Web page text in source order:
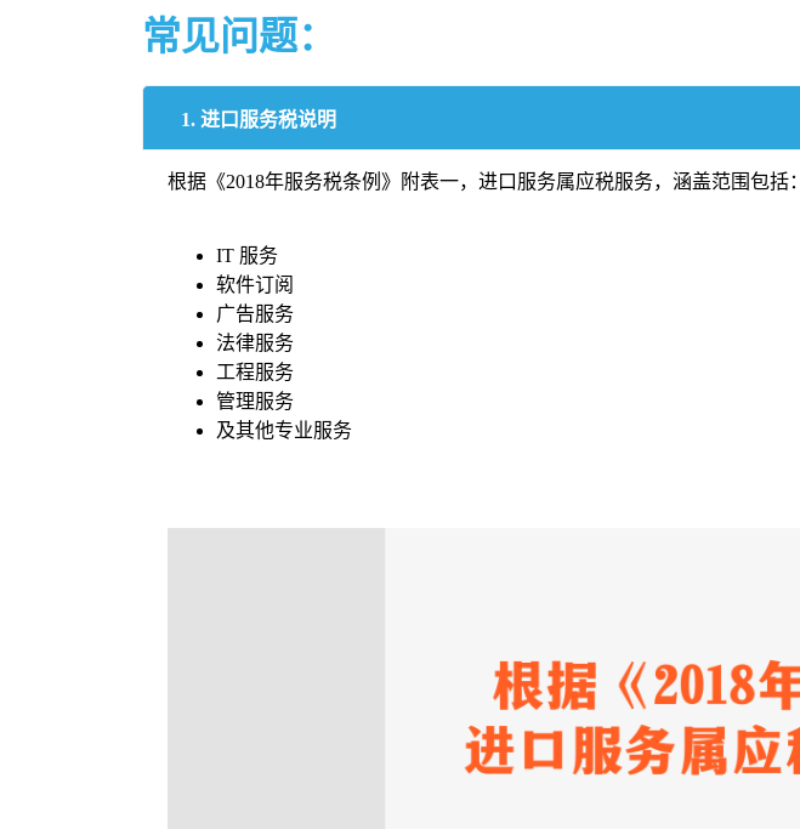
常见问题：
1. 进口服务税说明
根据《2018年服务税条例》附表一，进口服务属应税服务，涵盖范围包括：
IT 服务
软件订阅
广告服务
法律服务
工程服务
管理服务
及其他专业服务